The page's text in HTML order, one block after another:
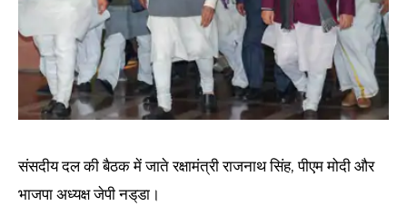
संसदीय दल की बैठक में जाते रक्षामंत्री राजनाथ सिंह, पीएम मोदी और
भाजपा अध्यक्ष जेपी नड्‌डा।